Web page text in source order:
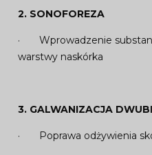
2. SONOFOREZA
· Wprowadzenie
warstwy naskórka
3. GALWANIZACJA
· Poprawa odżywienia